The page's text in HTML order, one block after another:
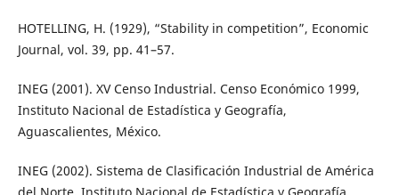
HOTELLING, H. (1929), “Stability in competition”, Economic
Journal, vol. 39, pp. 41–57.
INEG (2001). XV Censo Industrial. Censo Económico 1999,
Instituto Nacional de Estadística y Geografía,
Aguascalientes, México.
INEG (2002). Sistema de Clasificación Industrial de América